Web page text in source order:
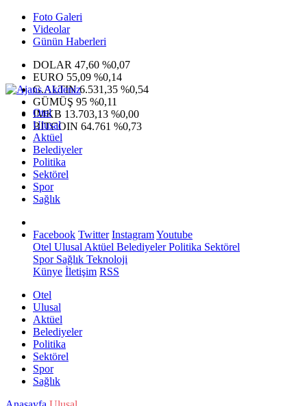
Foto Galeri
Videolar
Günün Haberleri
DOLAR 47,60 %0,07
EURO 55,09 %0,14
G.ALTIN6.531,35 %0,54
GÜMÜŞ 95 %0,11
IMKB 13.703,13 %0,00
BITCOIN 64.761 %0,73
Otel
Ulusal
Aktüel
Belediyeler
Politika
Sektörel
Spor
Sağlık
Facebook Twitter InstagramYoutube
Otel Ulusal Aktüel BelediyelerPolitika Sektörel
SporSağlık Teknoloji
Künye İletişim RSS
Otel
Ulusal
Aktüel
Belediyeler
Politika
Sektörel
Spor
Sağlık